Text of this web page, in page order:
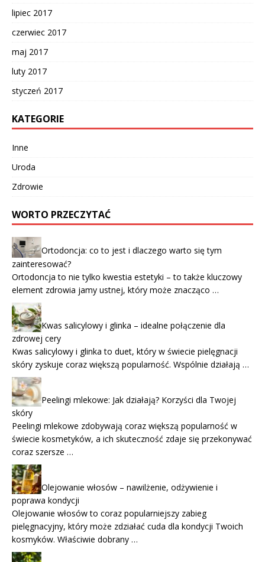
lipiec 2017
czerwiec 2017
maj 2017
luty 2017
styczeń 2017
KATEGORIE
Inne
Uroda
Zdrowie
WORTO PRZECZYTAĆ
Ortodoncja: co to jest i dlaczego warto się tym
zainteresować?
Ortodoncja to nie tylko kwestia estetyki – to także kluczowy
element zdrowia jamy ustnej, który może znacząco …
Kwas salicylowy i glinka – idealne połączenie dla
zdrowej cery
Kwas salicylowy i glinka to duet, który w świecie pielęgnacji
skóry zyskuje coraz większą popularność. Wspólnie działają …
Peelingi mlekowe: Jak działają? Korzyści dla Twojej
skóry
Peelingi mlekowe zdobywają coraz większą popularność w
świecie kosmetyków, a ich skuteczność zdaje się przekonywać
coraz szersze …
Olejowanie włosów – nawilżenie, odżywienie i
poprawa kondycji
Olejowanie włosów to coraz popularniejszy zabieg
pielęgnacyjny, który może zdziałać cuda dla kondycji Twoich
kosmyków. Właściwie dobrany …